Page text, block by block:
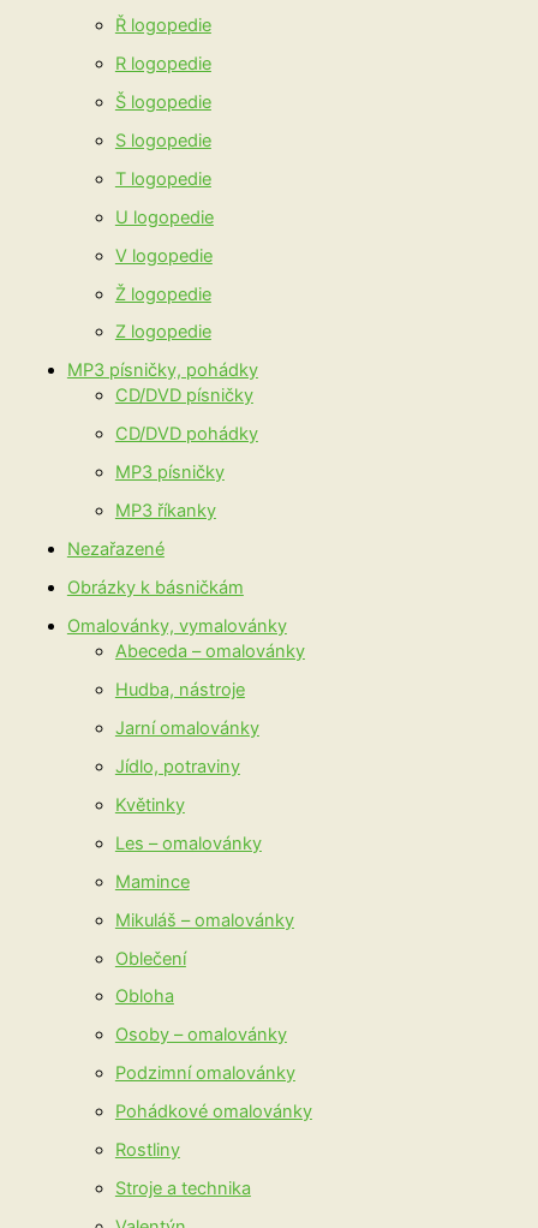
Ř logopedie
R logopedie
Š logopedie
S logopedie
T logopedie
U logopedie
V logopedie
Ž logopedie
Z logopedie
MP3 písničky, pohádky
CD/DVD písničky
CD/DVD pohádky
MP3 písničky
MP3 říkanky
Nezařazené
Obrázky k básničkám
Omalovánky, vymalovánky
Abeceda – omalovánky
Hudba, nástroje
Jarní omalovánky
Jídlo, potraviny
Květinky
Les – omalovánky
Mamince
Mikuláš – omalovánky
Oblečení
Obloha
Osoby – omalovánky
Podzimní omalovánky
Pohádkové omalovánky
Rostliny
Stroje a technika